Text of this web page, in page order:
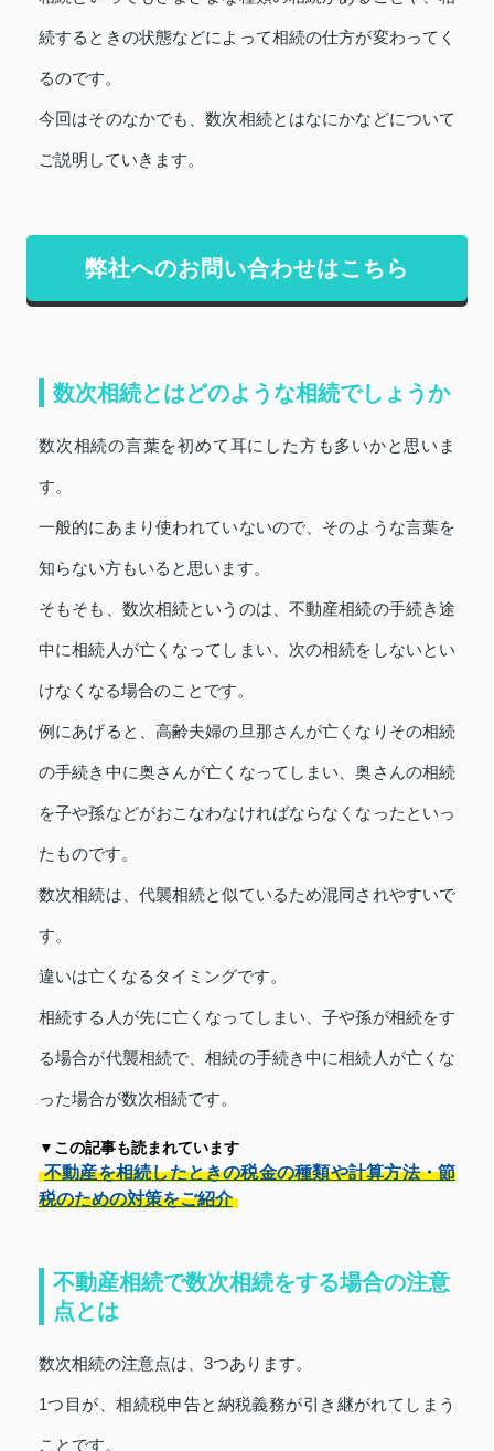
続するときの状態などによって相続の仕方が変わってく
るのです。
今回はそのなかでも、数次相続とはなにかなどについて
ご説明していきます。
弊社へのお問い合わせはこちら
数次相続とはどのような相続でしょうか
数次相続の言葉を初めて耳にした方も多いかと思いま
す。
一般的にあまり使われていないので、そのような言葉を
知らない方もいると思います。
そもそも、数次相続というのは、不動産相続の手続き途
中に相続人が亡くなってしまい、次の相続をしないとい
けなくなる場合のことです。
例にあげると、高齢夫婦の旦那さんが亡くなりその相続
の手続き中に奥さんが亡くなってしまい、奥さんの相続
を子や孫などがおこなわなければならなくなったといっ
たものです。
数次相続は、代襲相続と似ているため混同されやすいで
す。
違いは亡くなるタイミングです。
相続する人が先に亡くなってしまい、子や孫が相続をす
る場合が代襲相続で、相続の手続き中に相続人が亡くな
った場合が数次相続です。
▼この記事も読まれています
不動産を相続したときの税金の種類や計算方法・節
税のための対策をご紹介
不動産相続で数次相続をする場合の注意
点とは
数次相続の注意点は、3つあります。
1つ目が、相続税申告と納税義務が引き継がれてしまう
ことです。